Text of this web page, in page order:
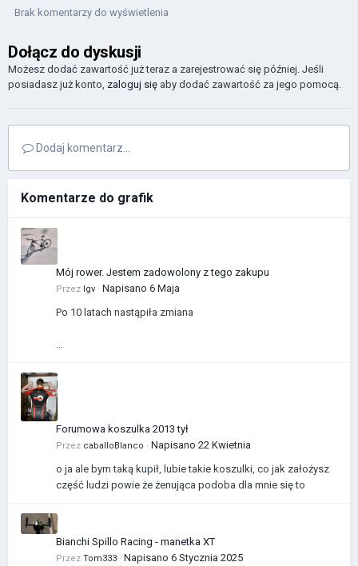
Brak komentarzy do wyświetlenia
Dołącz do dyskusji
Możesz dodać zawartość już teraz a zarejestrować się później. Jeśli
posiadasz już konto, zaloguj się aby dodać zawartość za jego pomocą.
Dodaj komentarz...
Komentarze do grafik
Mój rower. Jestem zadowolony z tego zakupu
Przez Igv · Napisano 6 Maja
Po 10 latach nastąpiła zmiana
Forumowa koszulka 2013 tył
Przez caballoBlanco · Napisano 22 Kwietnia
o ja ale bym taką kupił, lubie takie koszulki, co jak założysz
część ludzi powie że żenująca podoba dla mnie się to
Bianchi Spillo Racing - manetka XT
Przez Tom333 · Napisano 6 Stycznia 2025